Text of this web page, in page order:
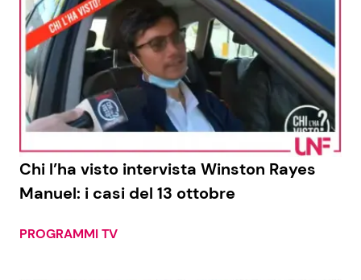
Chi l’ha visto intervista Winston Rayes
Manuel: i casi del 13 ottobre
PROGRAMMI TV